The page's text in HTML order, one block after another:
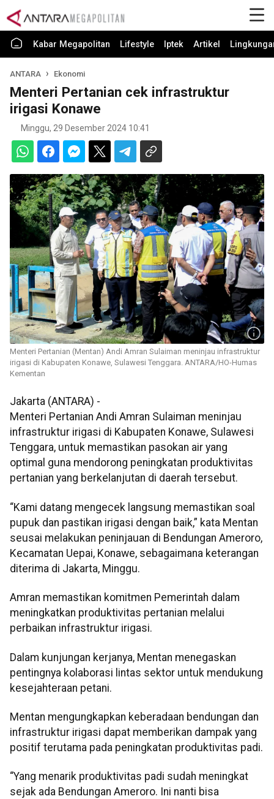
Kabar Megapolitan Lifestyle Iptek Artikel
ANTARA Ekonomi
Menteri Pertanian cek infrastruktur
irigasi Konawe
Minggu, 29 Desember 2024 10:41
Menteri Pertanian (Mentan) Andi Amran Sulaiman meninjau infrastruktur
irigasi di Kabupaten Konawe, Sulawesi Tenggara. ANTARA/HO-Humas
Kementan
Jakarta (ANTARA) -
Menteri Pertanian Andi Amran Sulaiman meninjau
infrastruktur irigasi di Kabupaten Konawe, Sulawesi
Tenggara, untuk memastikan pasokan air yang
optimal guna mendorong peningkatan produktivitas
pertanian yang berkelanjutan di daerah tersebut.
“Kami datang mengecek langsung memastikan soal
pupuk dan pastikan irigasi dengan baik,” kata Mentan
seusai melakukan peninjauan di Bendungan Ameroro,
Kecamatan Uepai, Konawe, sebagaimana keterangan
diterima di Jakarta, Minggu.
Amran memastikan komitmen Pemerintah dalam
meningkatkan produktivitas pertanian melalui
perbaikan infrastruktur irigasi.
Dalam kunjungan kerjanya, Mentan menegaskan
pentingnya kolaborasi lintas sektor untuk mendukung
kesejahteraan petani.
Mentan mengungkapkan keberadaan bendungan dan
infrastruktur irigasi dapat memberikan dampak yang
positif terutama pada peningkatan produktivitas padi.
“Yang menarik produktivitas padi sudah meningkat
sejak ada Bendungan Ameroro. Ini nanti bisa